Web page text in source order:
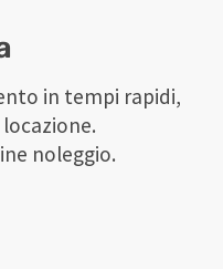
in tempi rapidi,
noleggio.